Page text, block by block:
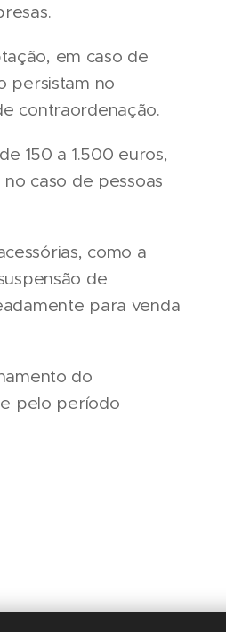
em caso de
persistam no
contraordenação.
150 a 1.500 euros,
caso de pessoas
como a
de
para venda
do
pelo período